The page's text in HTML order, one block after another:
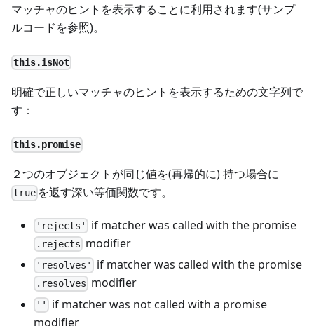
マッチャのヒントを表示することに利用されます(サンプ
ルコードを参照)。
this.isNot
明確で正しいマッチャのヒントを表示するための文字列で
す：
this.promise
２つのオブジェクトが同じ値を(再帰的に) 持つ場合に
true を返す深い等価関数です。
'rejects' if matcher was called with the promise
.rejects modifier
'resolves' if matcher was called with the promise
.resolves modifier
''
if matcher was not called with a promise
modifier